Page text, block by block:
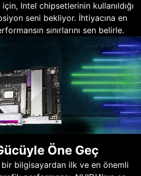
Intel chipsetlerinin kullanıldığı
seni bekliyor. İhtiyacına en
sınırlarını sen belirle.
Öne Geç
bir bilgisayardan ilk ve en önemli